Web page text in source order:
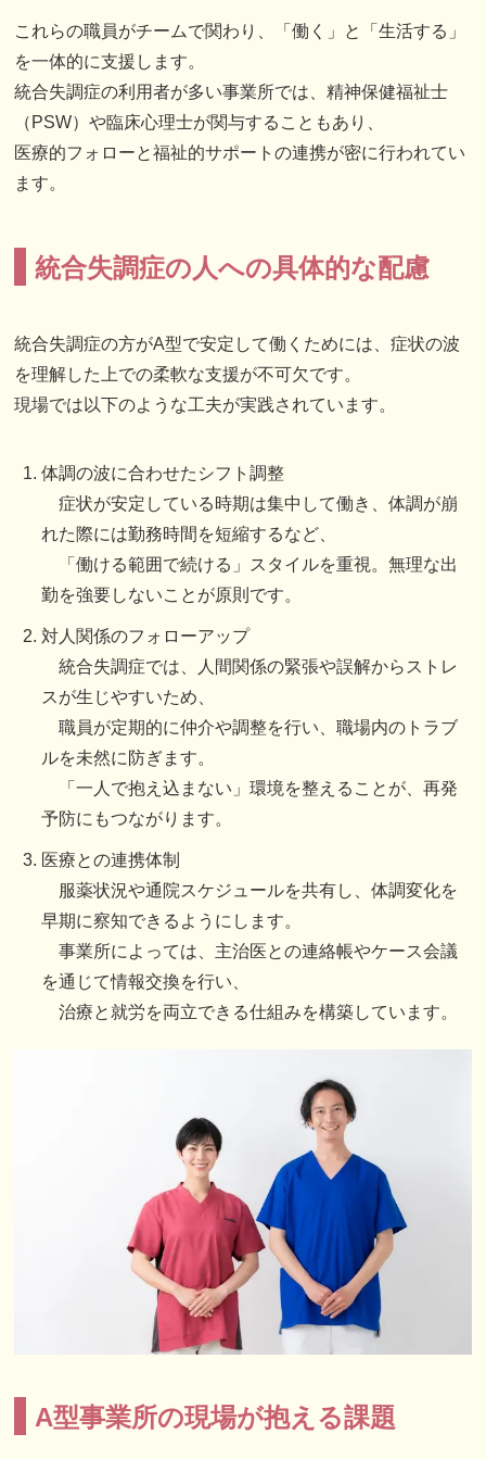
これらの職員がチームで関わり、「働く」と「生活する」
を一体的に支援します。
統合失調症の利用者が多い事業所では、精神保健福祉士
（PSW）や臨床心理士が関与することもあり、
医療的フォローと福祉的サポートの連携が密に行われてい
ます。
統合失調症の人への具体的な配慮
統合失調症の方がA型で安定して働くためには、症状の波
を理解した上での柔軟な支援が不可欠です。
現場では以下のような工夫が実践されています。
体調の波に合わせたシフト調整
症状が安定している時期は集中して働き、体調が崩
れた際には勤務時間を短縮するなど、
「働ける範囲で続ける」スタイルを重視。無理な出
勤を強要しないことが原則です。
対人関係のフォローアップ
統合失調症では、人間関係の緊張や誤解からストレ
スが生じやすいため、
職員が定期的に仲介や調整を行い、職場内のトラブ
ルを未然に防ぎます。
「一人で抱え込まない」環境を整えることが、再発
予防にもつながります。
医療との連携体制
服薬状況や通院スケジュールを共有し、体調変化を
早期に察知できるようにします。
事業所によっては、主治医との連絡帳やケース会議
を通じて情報交換を行い、
治療と就労を両立できる仕組みを構築しています。
A型事業所の現場が抱える課題